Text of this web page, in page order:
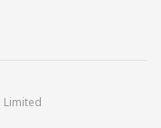
Limited